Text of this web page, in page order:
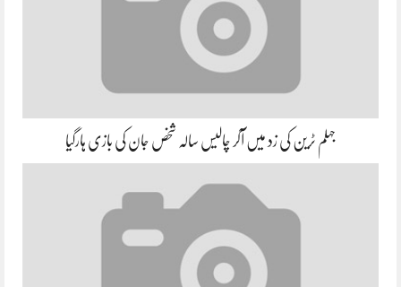
جہلم ٹرین کی زد میں آکر چالیس سالہ شخص جان کی بازی ہارگیا